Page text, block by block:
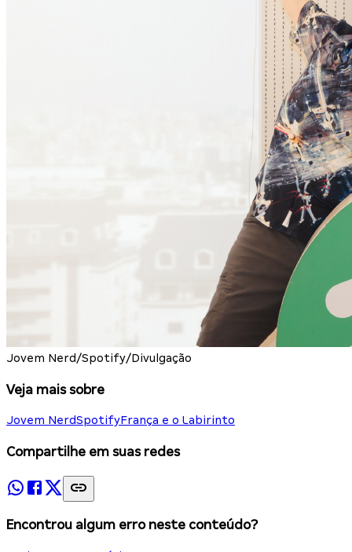
Jovem Nerd/Spotify/Divulgação
Veja mais sobre
Jovem NerdSpotifyFrança e o Labirinto
Compartilhe em suas redes
Encontrou algum erro neste conteúdo?